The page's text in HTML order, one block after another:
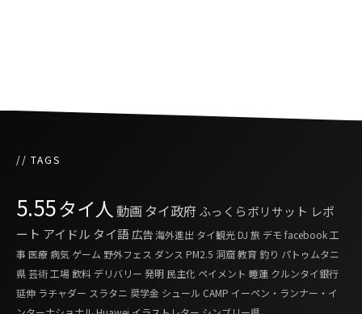
// TAGS
5.55タイ人動画タイ政府 ふっくらボリサット レポ
ート アイドル タイ語 広告海外進出 タイ観光DJ 旅 デモ facebook工
事 医療病気 ゲーム 野外フェス ダンス PM2.5 洞窟教育釣り パトゥムタニ
県芸術工場飲料 デリバリー 発明 民主化 ペイメント 睡蓮 クルンタイ銀行
延伸 ラチャダー スラタニ 奨学金 シュール CAMP イーペン・ランナー・イ